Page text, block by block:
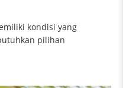
kondisi yang
pilihan